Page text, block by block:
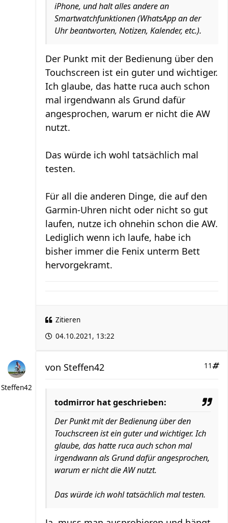
iPhone, und halt alles andere an
Smartwatchfunktionen (WhatsApp an der
Uhr beantworten, Notizen, Kalender, etc.).
Der Punkt mit der Bedienung über den
Touchscreen ist ein guter und wichtiger.
Ich glaube, das hatte ruca auch schon
mal irgendwann als Grund dafür
angesprochen, warum er nicht die AW
nutzt.
Das würde ich wohl tatsächlich mal
testen.
Für all die anderen Dinge, die auf den
Garmin-Uhren nicht oder nicht so gut
laufen, nutze ich ohnehin schon die AW.
Lediglich wenn ich laufe, habe ich
bisher immer die Fenix unterm Bett
hervorgekramt.
Zitieren
04.10.2021, 13:22
Steffen42
11
von Steffen42
todmirror hat geschrieben:
Der Punkt mit der Bedienung über den
Touchscreen ist ein guter und wichtiger. Ich
glaube, das hatte ruca auch schon mal
irgendwann als Grund dafür angesprochen,
warum er nicht die AW nutzt.
Das würde ich wohl tatsächlich mal testen.